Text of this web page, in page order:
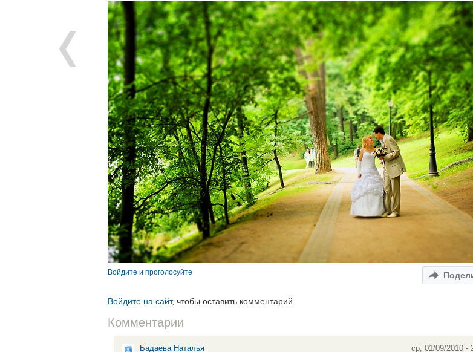
Войдите и проголосуйте
Войдите на сайт, чтобы оставить комментарий.
Комментарии
Бадаева Наталья ср, 01/09/2010 -